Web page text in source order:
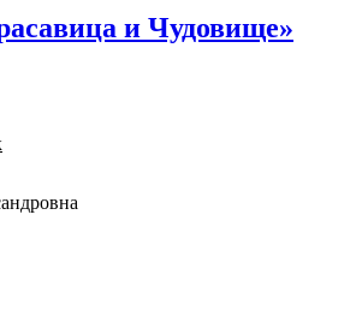
и Чудовище»